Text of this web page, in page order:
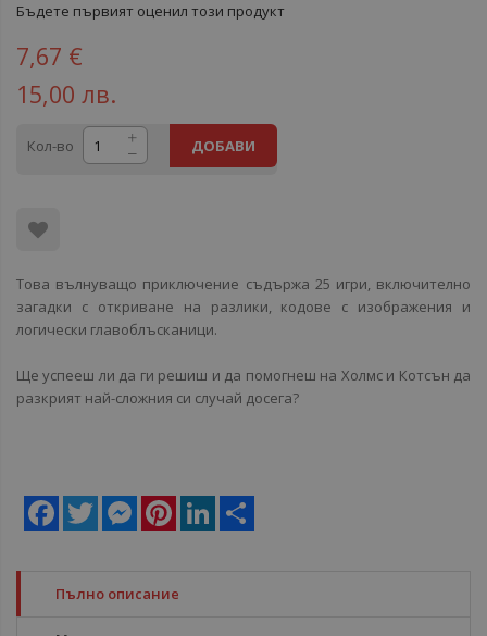
Бъдете първият оценил този продукт
7,67 €
15,00 лв.
Кол-во ДОБАВИ
Това вълнуващо приключение съдържа 25 игри, включително
загадки с откриване на разлики, кодове с изображения и
логически главоблъсканици.
Ще успееш ли да ги решиш и да помогнеш на Холмс и Котсън да
разкрият най-сложния си случай досега?
Facebook
Twitter MessengerPinterestLinkedIn
Пълно описание